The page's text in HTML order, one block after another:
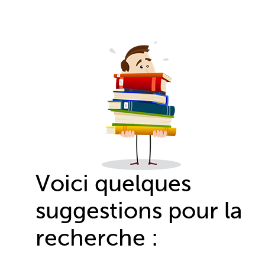
Voici quelques
suggestions pour la
recherche :